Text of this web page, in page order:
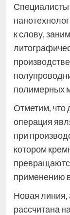
Специалисты
к слову,
полимерных
Отметим, что
операция
при
котором
применению
Новая
рассчитана